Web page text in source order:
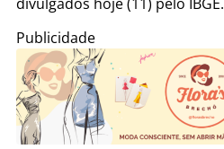
Publicidade